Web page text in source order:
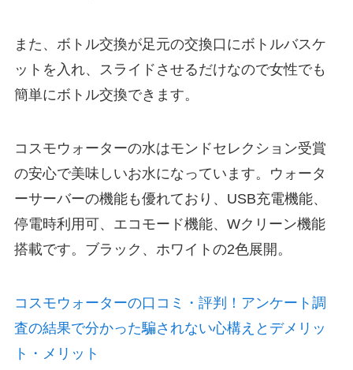
また、ボトル交換が足元の交換口にボトルバスケ
ットを入れ、スライドさせるだけなので女性でも
簡単にボトル交換できます。
コスモウォーターの水はモンドセレクション受賞
の安心で美味しいお水になっています。ウォータ
ーサーバーの機能も優れており、USB充電機能、
停電時利用可、エコモード機能、Wクリーン機能
搭載です。ブラック、ホワイトの2色展開。
コスモウォーターの口コミ・評判！アンケート調
査の結果で分かった騙されない心構えとデメリッ
ト・メリット